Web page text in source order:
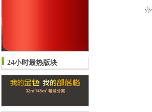
24小时最热版块